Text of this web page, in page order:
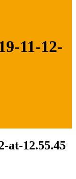
11-12-
at-12.55.45